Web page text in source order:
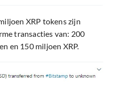
XRP tokens zijn
transacties van: 200
en 150 miljoen XRP.